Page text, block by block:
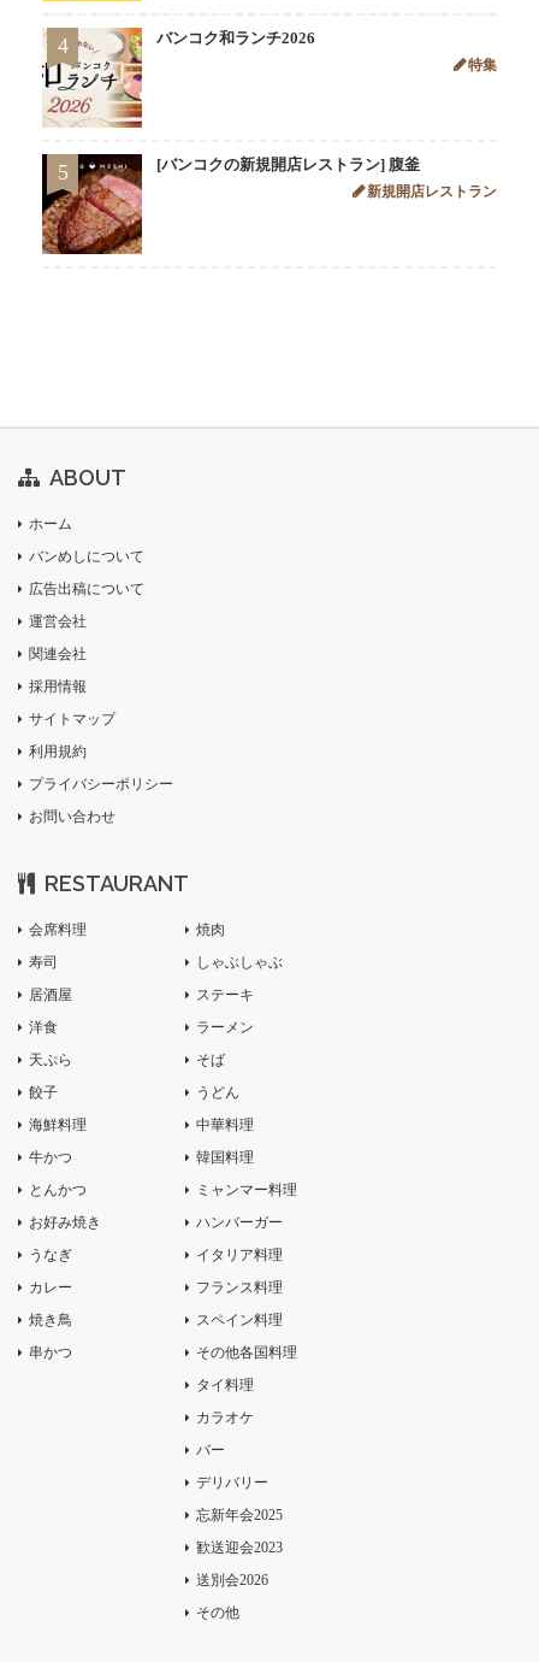
4 バンコク和ランチ2026
特集
5 [バンコクの新規開店レストラン] 腹釜
新規開店レストラン
ABOUT
ホーム
バンめしについて
広告出稿について
運営会社
関連会社
採用情報
サイトマップ
利用規約
プライバシーポリシー
お問い合わせ
RESTAURANT
会席料理
寿司
居酒屋
洋食
天ぷら
餃子
海鮮料理
牛かつ
とんかつ
お好み焼き
うなぎ
カレー
焼き鳥
串かつ
焼肉
しゃぶしゃぶ
ステーキ
ラーメン
そば
うどん
中華料理
韓国料理
ミャンマー料理
ハンバーガー
イタリア料理
フランス料理
スペイン料理
その他各国料理
タイ料理
カラオケ
バー
デリバリー
忘新年会2025
歓送迎会2023
送別会2026
その他